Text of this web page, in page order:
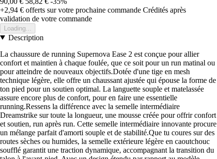
+2,94 € offerts sur votre prochaine commande Crédités après
validation de votre commande
Loading...
Description
La chaussure de running Supernova Ease 2 est conçue pour allier
confort et maintien à chaque foulée, que ce soit pour un run matinal ou
pour atteindre de nouveaux objectifs.Dotée d'une tige en mesh
technique légère, elle offre un chaussant ajustée qui épouse la forme de
ton pied pour un soutien optimal. La languette souple et matelassée
assure encore plus de confort, pour en faire une essentielle
running.Ressens la différence avec la semelle intermédiaire
Dreamstrike sur toute la longueur, une mousse créée pour offrir confort
et soutien, run après run. Cette semelle intermédiaire innovante procure
un mélange parfait d'amorti souple et de stabilité.Que tu coures sur des
routes sèches ou humides, la semelle extérieure légère en caoutchouc
soufflé garantit une traction dynamique, accompagnant la transition du